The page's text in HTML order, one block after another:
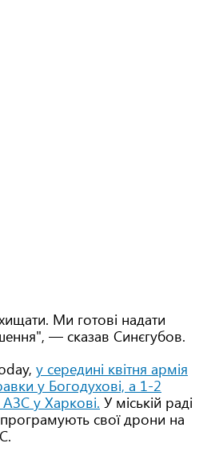
Ми готові надати
— сказав Синєгубов.
у середині квітня армія
у Богодухові, а 1-2
АЗС у Харкові. У міській раді
свої дрони на